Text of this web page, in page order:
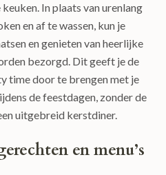
In plaats van urenlang
en af te wassen, kun je
en genieten van heerlijke
bezorgd. Dit geeft je de
time door te brengen met je
de feestdagen, zonder de
uitgebreid kerstdiner.
en menu’s